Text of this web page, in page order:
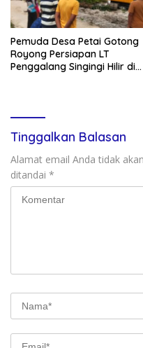
Pemuda Desa Petai Gotong
Royong Persiapan LT
Penggalang Singingi Hilir di
Tinggalkan Balasan
Alamat email Anda tidak
ditandai *